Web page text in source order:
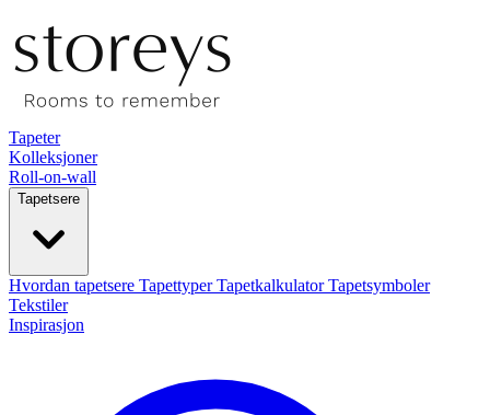
Tapeter
Kolleksjoner
Roll-on-wall
Tapetsere
Hvordan tapetsere TapettyperTapetkalkulatorTapetsymboler
Tekstiler
Inspirasjon